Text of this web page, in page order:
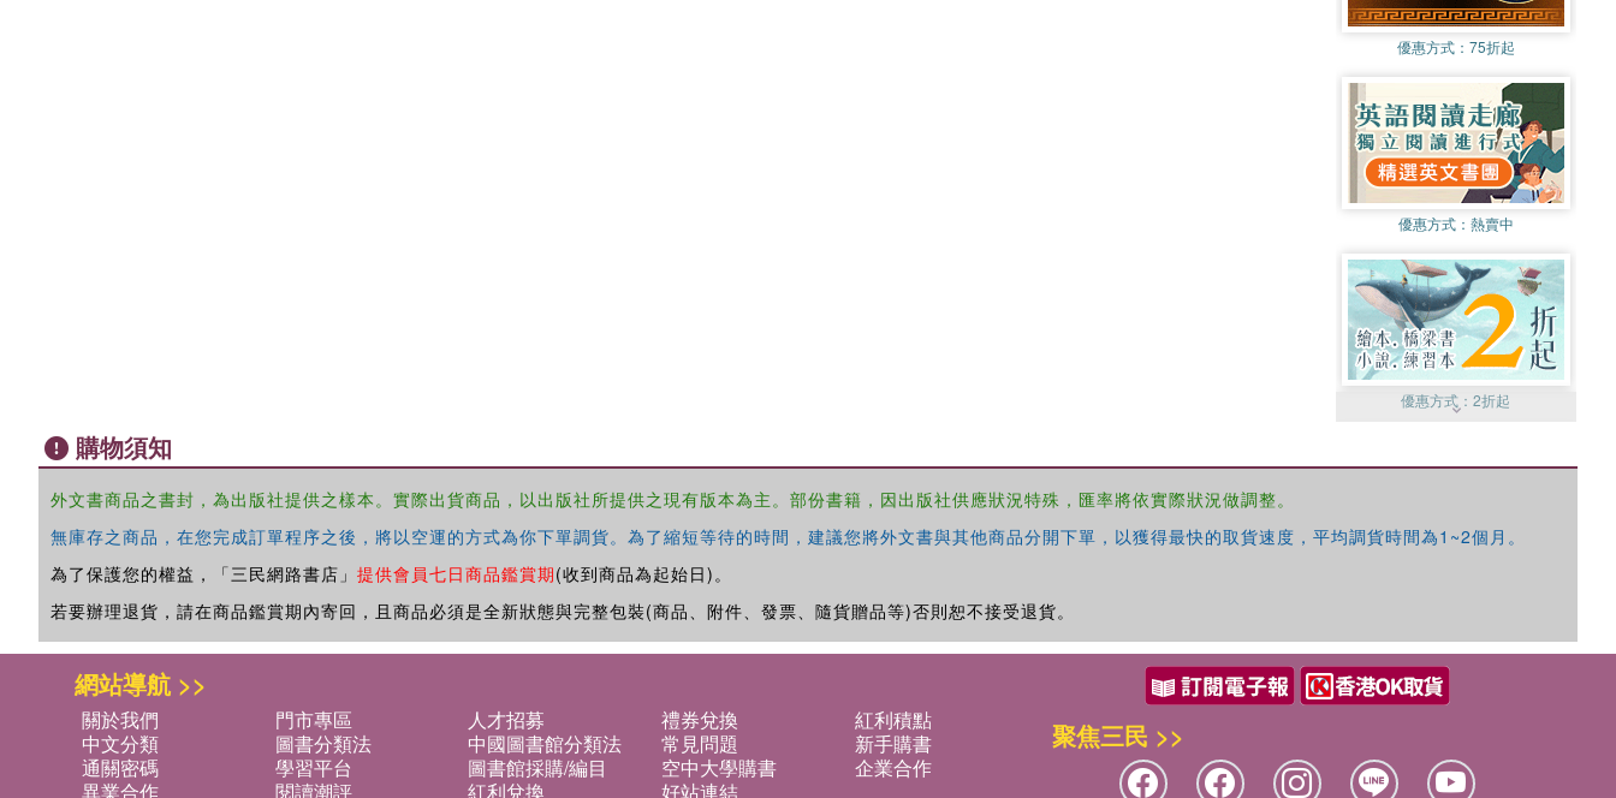
優惠方式： 75折起
優惠方式： 熱賣中
優惠方式：2折起
購物須知
外文書商品之書封，為出版社提供之樣本。實際出貨商品，以出版社所提供之現有版本為主。部份書籍，因出版社供應狀況特殊，匯率將依實際狀況做調整。
無庫存之商品，在您完成訂單程序之後，將以空運的方式為你下單調貨。為了縮短等待的時間，建議您將外文書與其他商品分開下單，以獲得最快的取貨速度，平均調貨時間為1~2個月。
為了保護您的權益，「三民網路書店」 提供會員七日商品鑑賞期(收到商品為起始日)。
若要辦理退貨，請在商品鑑賞期內寄回，且商品必須是全新狀態與完整包裝(商品、附件、發票、隨貨贈品等)否則恕不接受退貨。
網站導航 >>
關於我們 門市專區 人才招募 禮券兌換
紅利積點
中文分類
圖書分類法 中國圖書館分類法 常見問題
新手購書
通關密碼
學習平台 圖書館採購/編目 空中大學購書
企業合作
異業合作
閱讀潮評 紅利兌換 好站連結
聚焦三民 >>